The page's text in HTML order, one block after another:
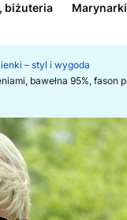
biżuteria
– styl i wygoda
bawełna 95%,